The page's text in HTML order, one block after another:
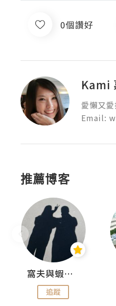
0個讚好
Kami
愛懶又
Email:
推薦博客
窩夫與蝦子餅
追蹤